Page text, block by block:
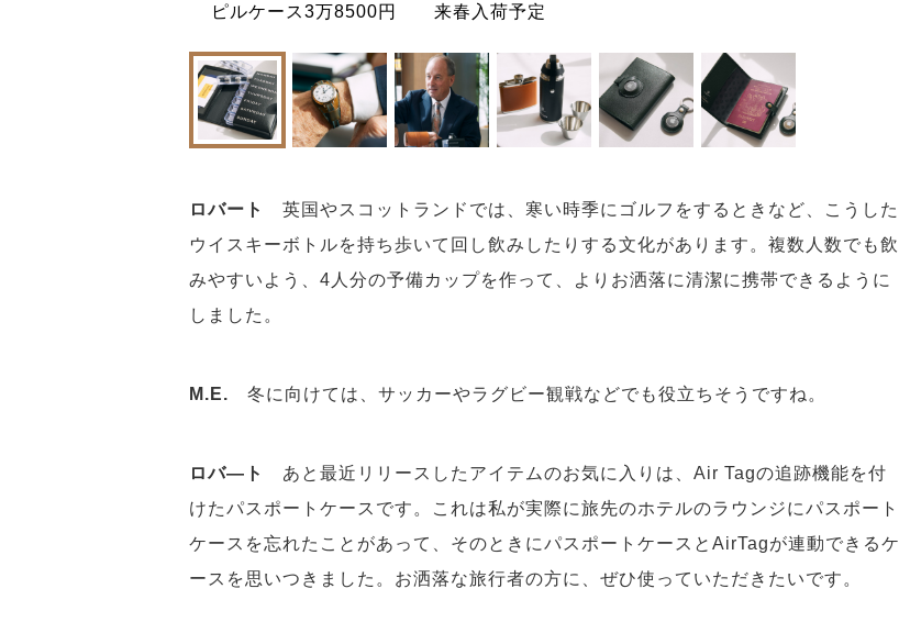
ピルケース3万8500円 来春入荷予定
ロバート 英国やスコットランドでは、寒い時季にゴルフをするときなど、こうした
ウイスキーボトルを持ち歩いて回し飲みしたりする文化があります。複数人数でも飲
みやすいよう、4人分の予備カップを作って、よりお洒落に清潔に携帯できるように
しました。
M.E. 冬に向けては、サッカーやラグビー観戦などでも役立ちそうですね。
ロバ―ト あと最近リリースしたアイテムのお気に入りは、Air Tagの追跡機能を付
けたパスポートケースです。これは私が実際に旅先のホテルのラウンジにパスポート
ケースを忘れたことがあって、そのときにパスポートケースとAirTagが連動できるケ
ースを思いつきました。お洒落な旅行者の方に、ぜひ使っていただきたいです。